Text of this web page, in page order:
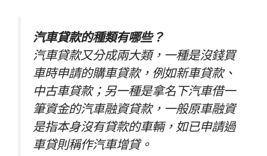
汽車貸款的種類有哪些？
汽車貸款又分成兩大類，一種是沒錢買
車時申請的購車貸款，例如新車貸款、
中古車貸款；另一種是拿名下汽車借一
筆資金的汽車融資貸款，一般原車融資
是指本身沒有貸款的車輛，如已申請過
車貸則稱作汽車增貸。